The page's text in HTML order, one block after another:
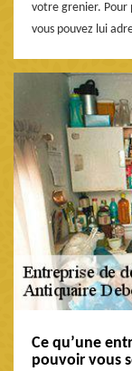
votre grenier. Pour
vous pouvez lui
Ce qu’une
pouvoir vous